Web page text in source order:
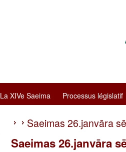
La XIVe Saeima Processus législatif
Saeimas 26.janvāra
Saeimas 26.janvāra